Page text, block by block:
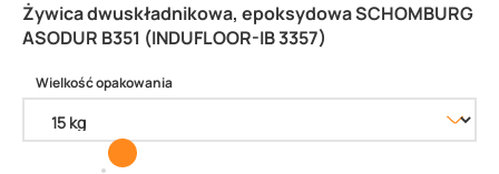
Żywica dwuskładnikowa, epoksydowa SCHOMBURG
ASODUR B351 (INDUFLOOR-IB 3357)
Wielkość opakowania